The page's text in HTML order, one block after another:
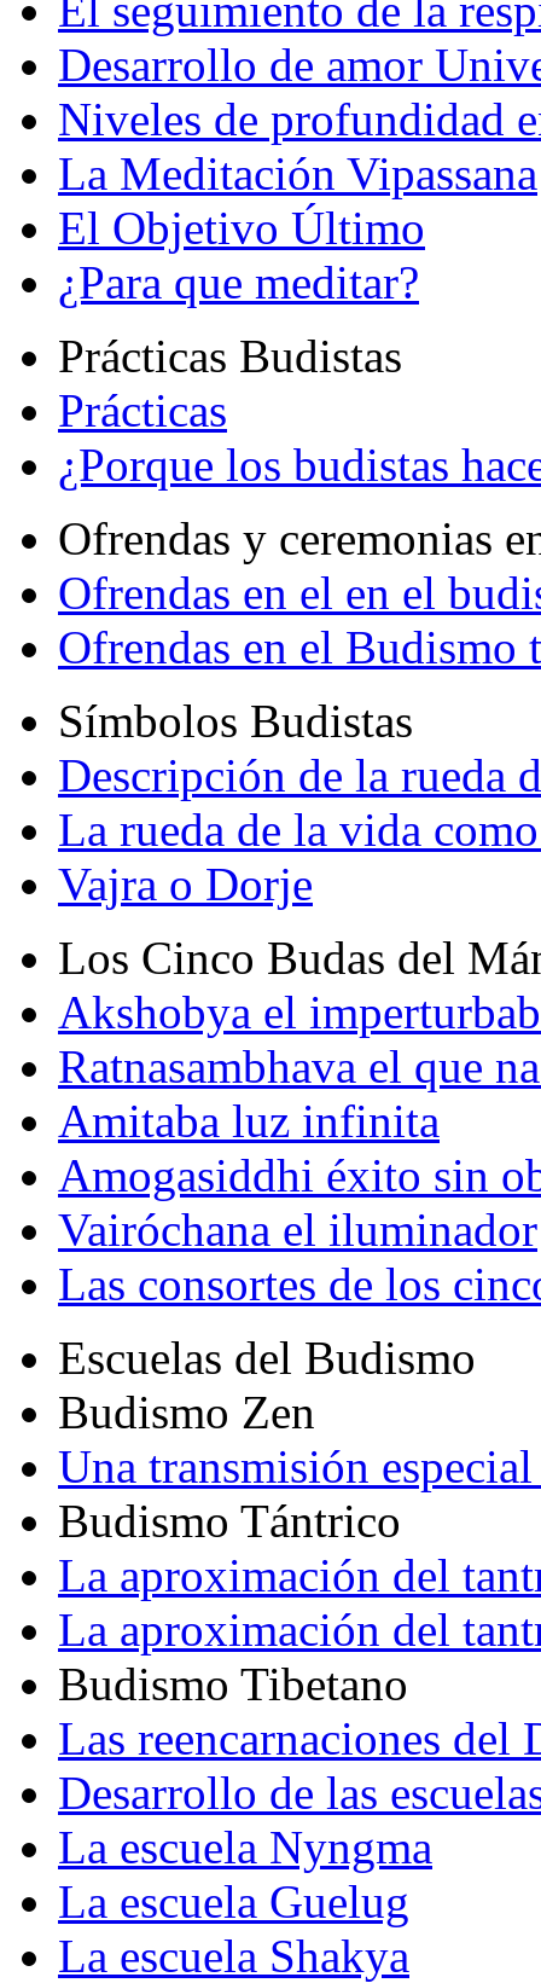
Desarrollo de amor
Niveles de profundidad
La Meditación Vipassana
El Objetivo Último
¿Para que meditar?
Prácticas Budistas
Prácticas
¿Porque los budistas
Ofrendas y ceremonias
Ofrendas en el en el
Ofrendas en el Budismo
Símbolos Budistas
Descripción de la rueda
La rueda de la vida
Vajra o Dorje
Los Cinco Budas del
Akshobya el
Ratnasambhava el que
Amitaba luz infinita
Amogasiddhi éxito sin
Vairóchana el iluminador
Las consortes de los
Escuelas del Budismo
Budismo Zen
Una transmisión
Budismo Tántrico
La aproximación del
La aproximación del
Budismo Tibetano
Las reencarnaciones del
Desarrollo de las
La escuela Nyngma
La escuela Guelug
La escuela Shakya